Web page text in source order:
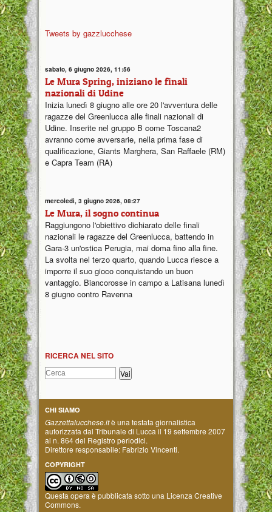
Tweets by gazzlucchese
sabato, 6 giugno 2026, 11:56
Le Mura Spring, iniziano le finali
nazionali di Udine
Inizia lunedì 8 giugno alle ore 20 l'avventura delle
ragazze del Greenlucca alle finali nazionali di
Udine. Inserite nel gruppo B come Toscana2
avranno come avversarie, nella prima fase di
qualificazione, Giants Marghera, San Raffaele (RM)
e Capra Team (RA)
mercoledì, 3 giugno 2026, 08:27
Le Mura, il sogno continua
Raggiungono l'obiettivo dichiarato delle finali
nazionali le ragazze del Greenlucca, battendo in
Gara-3 un'ostica Perugia, mai doma fino alla fine.
La svolta nel terzo quarto, quando Lucca riesce a
imporre il suo gioco conquistando un buon
vantaggio. Biancorosse in campo a Latisana lunedì
8 giugno contro Ravenna
RICERCA NEL SITO
CHI SIAMO
Gazzettalucchese.itè una testata giornalistica
autorizzata dal Tribunale di Lucca il 19 settembre 2007
al n. 864 del Registro periodici.
Direttore responsabile: Fabrizio Vincenti.
COPYRIGHT
Questa opera è pubblicata sotto una Licenza Creative
Commons.